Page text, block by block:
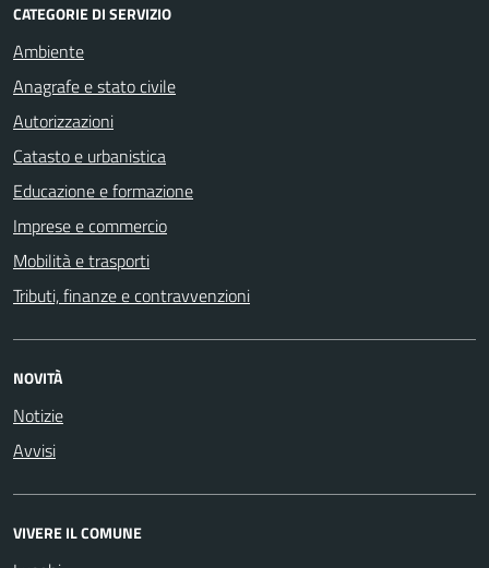
CATEGORIE DI SERVIZIO
Ambiente
Anagrafe e stato civile
Autorizzazioni
Catasto e urbanistica
Educazione e formazione
Imprese e commercio
Mobilità e trasporti
Tributi, finanze e contravvenzioni
NOVITÀ
Notizie
Avvisi
VIVERE IL COMUNE